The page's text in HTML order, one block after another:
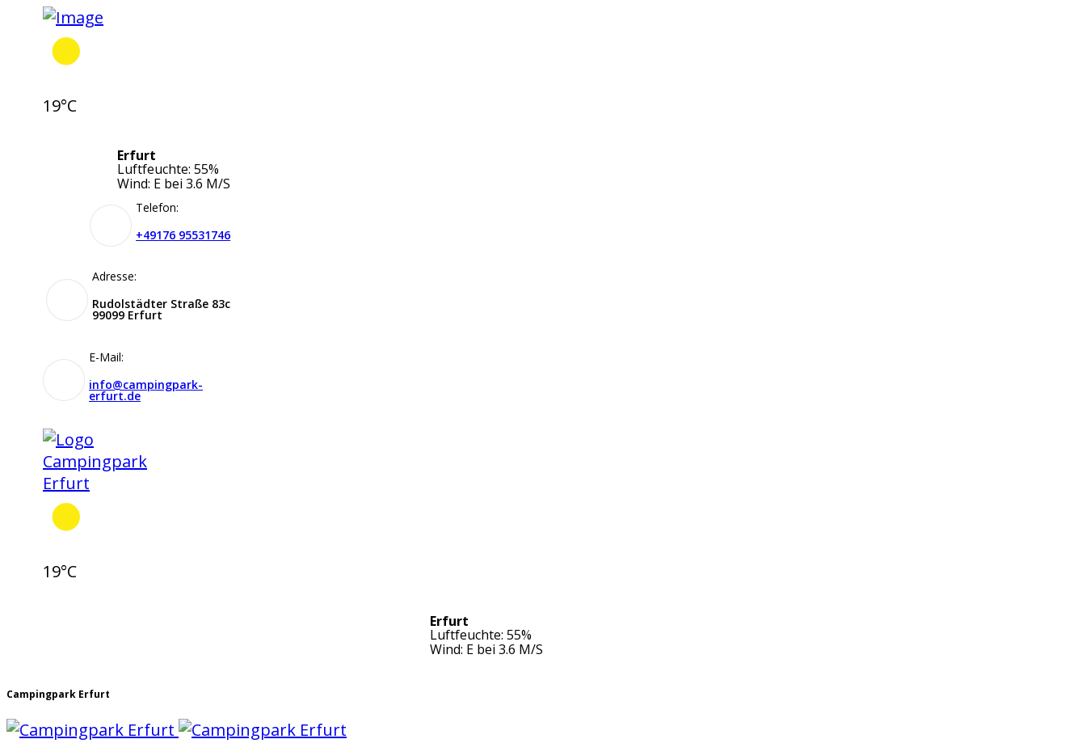
19°C
Erfurt
Luftfeuchte: 55%
Wind: E bei 3.6 M/S
+49176 95531746
Telefon:
Rudolstädter Straße 83c
99099 Erfurt
Adresse:
info@campingpark-
erfurt.de
E-Mail:
19°C
Erfurt
Luftfeuchte: 55%
Wind: E bei 3.6 M/S
Campingpark Erfurt